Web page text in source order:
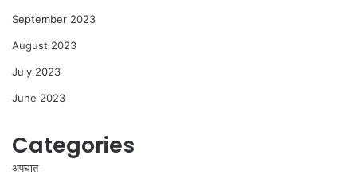
September 2023
August 2023
July 2023
June 2023
Categories
अपघात